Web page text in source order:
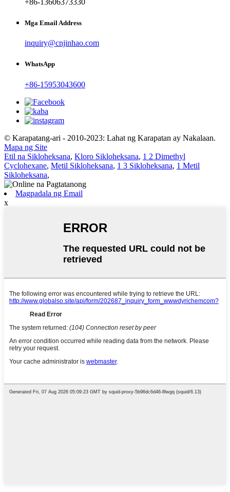
+86-13606373330
Mga Email Address
inquiry@cnjinhao.com
WhatsApp
+86-15953043600
© Karapatang-ari - 2010-2023: Lahat ng Karapatan ay Nakalaan.
Mapa ng Site
Etil na Sikloheksana, Kloro Sikloheksana, 1 2 Dimethyl
Cyclohexane, Metil Sikloheksana, 1 3 Sikloheksana, 1 Metil
Sikloheksana,
Magpadala ng Email
x